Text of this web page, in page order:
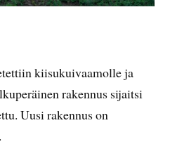
kiisukuivaamolle ja
rakennus sijaitsi
Uusi rakennus on